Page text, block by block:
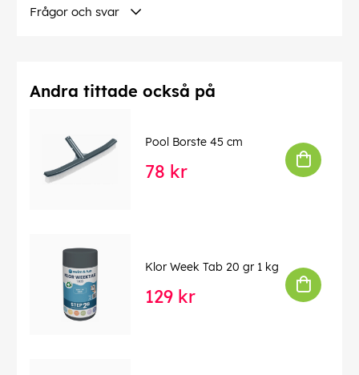
Frågor och svar
Andra tittade också på
Pool Borste 45 cm
78 kr
Klor Week Tab 20 gr 1 kg
129 kr